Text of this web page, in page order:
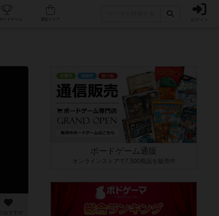
人気ボードゲーム ログイン
おすすめ
ボードゲーム通販
オンラインストアで7,500商品を販売中